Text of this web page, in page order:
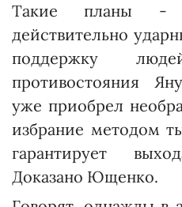
Такие планы -
действительно
поддержку
противостояния
уже приобрел
избрание методом
гарантирует
Доказано Ющенко.